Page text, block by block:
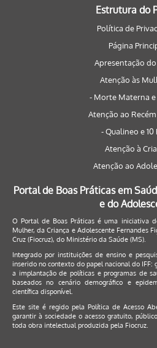
Estrutura do
Política de
Página
Apresentação
Atenção às
- Morte Materna e
Atenção ao
- Qualineo e 10
Atenção à
Atenção ao
Portal de Boas Práticas em
e do
O Portal de Boas Práticas é uma iniciativa
Mulher, da Criança e Adolescente Fernandes
Cruz (Fiocruz), do Ministério da Saúde (MS).
Integrado por instituições de ensino e
inserido no contexto do papel nacional do
a implantação de políticas e programas de
baseados no cenário demográfico e
científica disponível.
Este site é regido pela Política de Acesso
garantir à sociedade o acesso gratuito,
toda obra intelectual produzida pela Fiocruz.